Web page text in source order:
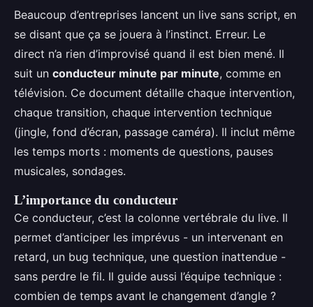
Beaucoup d’entreprises lancent un live sans script, en
se disant que ça se jouera à l’instinct. Erreur. Le
direct n’a rien d’improvisé quand il est bien mené. Il
suit un conducteur minute par minute, comme en
télévision. Ce document détaille chaque intervention,
chaque transition, chaque intervention technique
(jingle, fond d’écran, passage caméra). Il inclut même
les temps morts : moments de questions, pauses
musicales, sondages.
L’importance du conducteur
Ce conducteur, c’est la colonne vertébrale du live. Il
permet d’anticiper les imprévus - un intervenant en
retard, un bug technique, une question inattendue -
sans perdre le fil. Il guide aussi l’équipe technique :
combien de temps avant le changement d’angle ?